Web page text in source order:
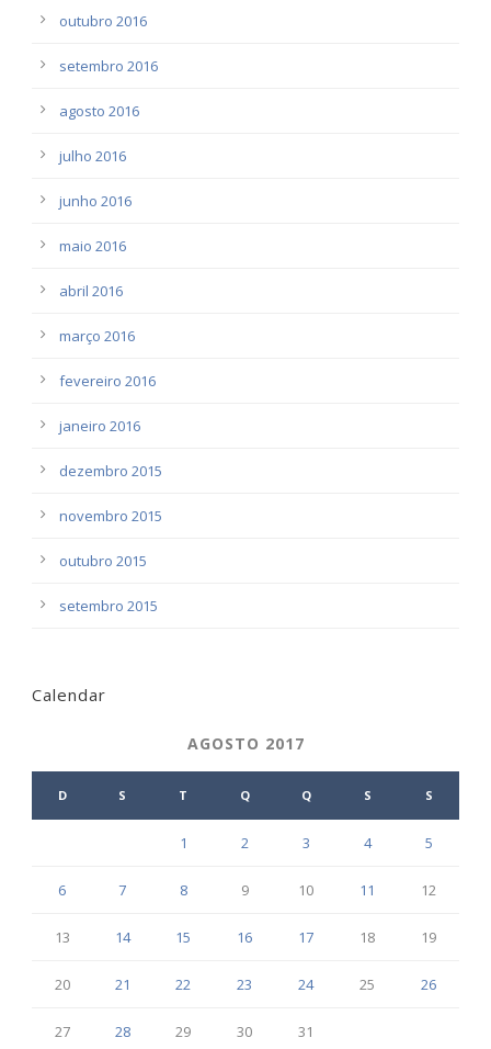
outubro 2016
setembro 2016
agosto 2016
julho 2016
junho 2016
maio 2016
abril 2016
março 2016
fevereiro 2016
janeiro 2016
dezembro 2015
novembro 2015
outubro 2015
setembro 2015
Calendar
AGOSTO 2017
D S T Q Q S S
1 2 3 4 5
6 7 8 9 10 11 12
13 14 15 16 17 18 19
20 21 22 23 24 25 26
27 28 29 30
31